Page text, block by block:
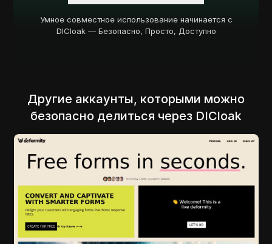
Умное совместное использование начинается с
DICloak — Безопасно, Просто, Доступно
Другие аккаунты, которыми можно
безопасно делиться через DICloak